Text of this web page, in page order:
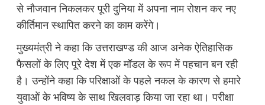
से नौजवान निकलकर पूरी दुनिया में अपना नाम रोशन कर नए
कीर्तिमान स्थापित करने का काम करेंगे।
मुख्यमंत्री ने कहा कि उत्तराखण्ड की आज अनेक ऐतिहासिक
फैसलों के लिए पूरे देश में एक मॉडल के रूप में पहचान बन रही
है। उन्होंने कहा कि परिक्षाओं के पहले नकल के कारण से हमारे
युवाओं के भविष्य के साथ खिलवाड़ किया जा रहा था। परीक्षा